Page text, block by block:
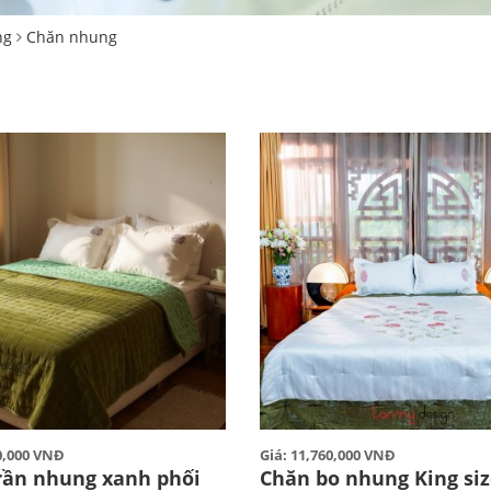
Chăn nhung
VNĐ
nhung xanh phối
Giá: 11,760,000 VNĐ
Chăn bo nhung King